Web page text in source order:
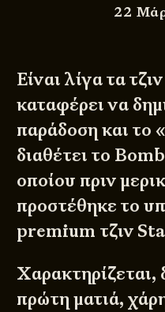
22
Είναι λίγα τα
καταφέρει να
παράδοση και το
διαθέτει το
οποίου πριν
προστέθηκε το
premium τζιν
πρώτη ματιά,